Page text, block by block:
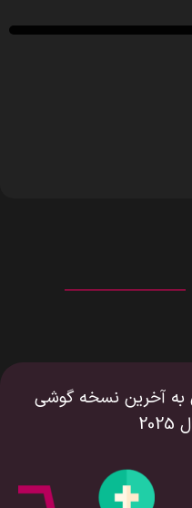
آخرین نسخه گوشی